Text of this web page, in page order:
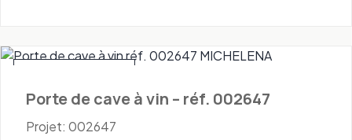
Porte de cave à vin – réf. 002647
Projet: 002647